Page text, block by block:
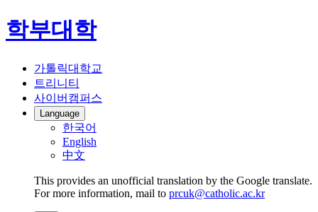
학부대학
가톨릭대학교
트리니티
사이버캠퍼스
Language
한국어
English
中文
This provides an unofficial translation by the Google translate.
For more information, mail to prcuk@catholic.ac.kr